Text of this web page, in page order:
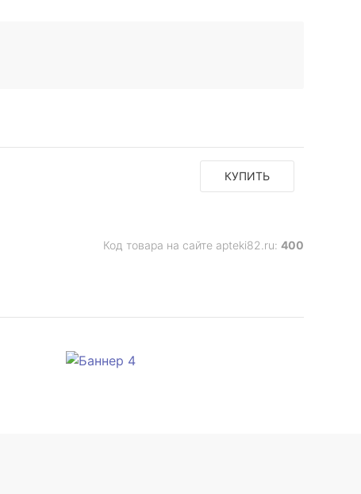
КУПИТЬ
Код товара на сайте apteki82.ru: 400